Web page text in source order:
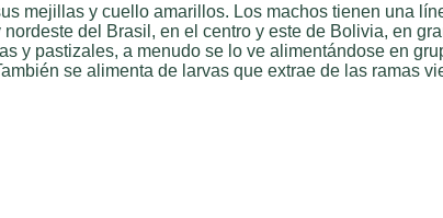
mejillas y cuello amarillos. Los machos tienen una
del Brasil, en el centro y este de Bolivia, en
y pastizales, a menudo se lo ve alimentándose en
se alimenta de larvas que extrae de las ramas